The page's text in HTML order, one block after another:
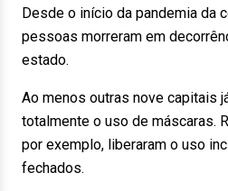
Desde o início da pandemia da
pessoas morreram em
estado.
Ao menos outras nove capitais
totalmente o uso de máscaras.
por exemplo, liberaram o uso
fechados.